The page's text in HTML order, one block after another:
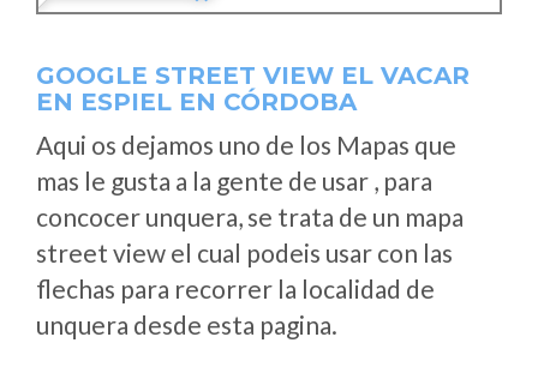
GOOGLE STREET VIEW EL VACAR
EN ESPIEL EN CÓRDOBA
Aqui os dejamos uno de los Mapas que
mas le gusta a la gente de usar , para
concocer unquera, se trata de un mapa
street view el cual podeis usar con las
flechas para recorrer la localidad de
unquera desde esta pagina.